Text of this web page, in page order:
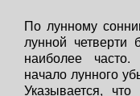
По лунному
лунной четверти
наиболее часто.
начало лунного
Указывается,